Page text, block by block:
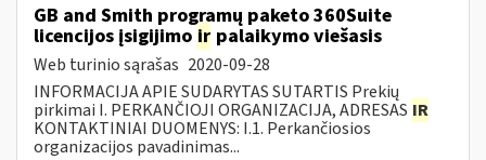
GB and Smith programų paketo 360Suite
licencijos įsigijimo ir palaikymo viešasis
Web turinio sąrašas 2020-09-28
INFORMACIJA APIE SUDARYTAS SUTARTIS Prekių
pirkimai I. PERKANČIOJI ORGANIZACIJA, ADRESAS IR
KONTAKTINIAI DUOMENYS: I.1. Perkančiosios
organizacijos pavadinimas...